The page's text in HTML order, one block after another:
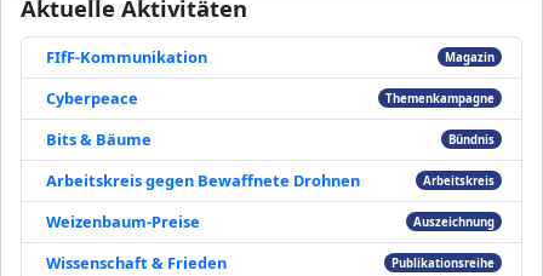
Aktuelle Aktivitäten
FIfF-Kommunikation Magazin
Cyberpeace Themenkampagne
Bits & Bäume Bündnis
Arbeitskreis gegen Bewaffnete Drohnen Arbeitskreis
Weizenbaum-Preise Auszeichnung
Wissenschaft & Frieden Publikationsreihe